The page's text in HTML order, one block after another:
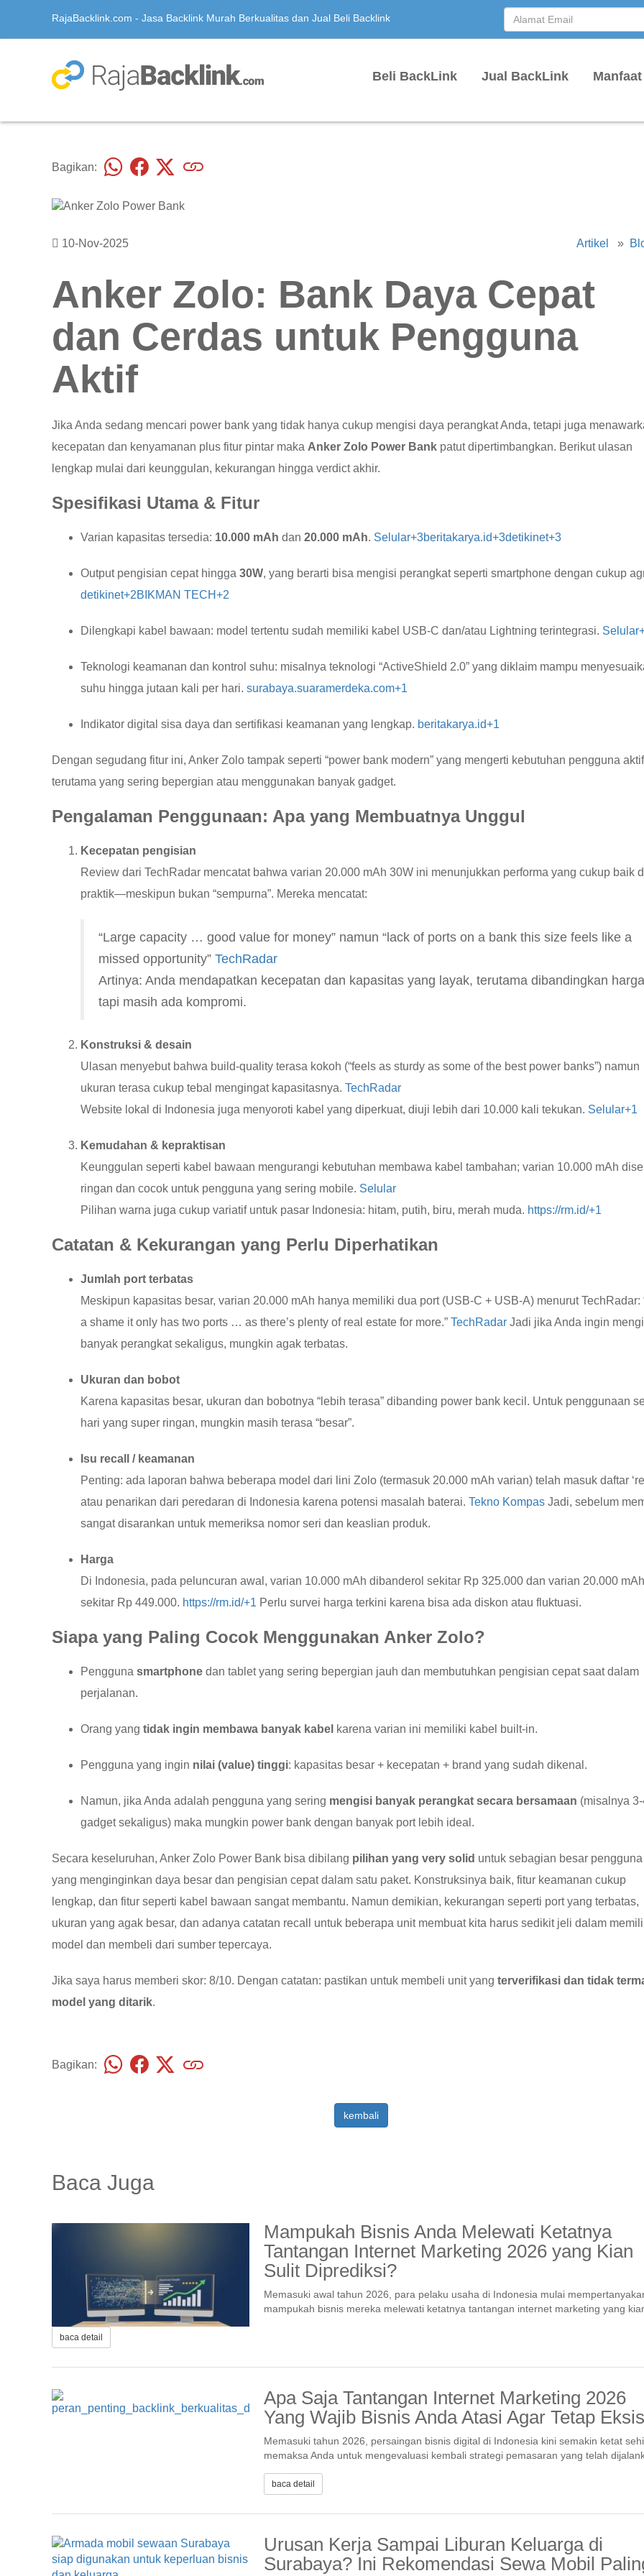
RajaBacklink.com - Jasa Backlink Murah Berkualitas dan Jual Beli Backlink
Beli BackLink Jual BackLink
Bagikan:
10-Nov-2025 Artikel »
Anker Zolo: Bank Daya Cepat
dan Cerdas untuk Pengguna
Aktif
Jika Anda sedang mencari power bank yang tidak hanya cukup mengisi daya perangkat Anda, tetapi juga
kecepatan dan kenyamanan plus fitur pintar maka Anker Zolo Power Bank patut dipertimbangkan. Berikut ulasan
lengkap mulai dari keunggulan, kekurangan hingga verdict akhir.
Spesifikasi Utama & Fitur
Varian kapasitas tersedia: 10.000 mAh dan 20.000 mAh. Selular+3beritakarya.id+3detikinet+3
Output pengisian cepat hingga 30W, yang berarti bisa mengisi perangkat seperti smartphone dengan cukup
detikinet+2BIKMAN TECH+2
Dilengkapi kabel bawaan: model tertentu sudah memiliki kabel USB-C dan/atau Lightning terintegrasi. Selular
Teknologi keamanan dan kontrol suhu: misalnya teknologi “ActiveShield 2.0” yang diklaim mampu
suhu hingga jutaan kali per hari. surabaya.suaramerdeka.com+1
Indikator digital sisa daya dan sertifikasi keamanan yang lengkap. beritakarya.id+1
Dengan segudang fitur ini, Anker Zolo tampak seperti “power bank modern” yang mengerti kebutuhan pengguna
terutama yang sering bepergian atau menggunakan banyak gadget.
Pengalaman Penggunaan: Apa yang Membuatnya Unggul
Kecepatan pengisian
Review dari TechRadar mencatat bahwa varian 20.000 mAh 30W ini menunjukkan performa yang cukup baik
praktik—meskipun bukan “sempurna”. Mereka mencatat:
“Large capacity … good value for money” namun “lack of ports on a bank this size feels like a
missed opportunity” TechRadar
Artinya: Anda mendapatkan kecepatan dan kapasitas yang layak, terutama dibandingkan
tapi masih ada kompromi.
Konstruksi & desain
Ulasan menyebut bahwa build-quality terasa kokoh (“feels as sturdy as some of the best power banks”) namun
ukuran terasa cukup tebal mengingat kapasitasnya. TechRadar
Website lokal di Indonesia juga menyoroti kabel yang diperkuat, diuji lebih dari 10.000 kali tekukan. Selular+1
Kemudahan & kepraktisan
Keunggulan seperti kabel bawaan mengurangi kebutuhan membawa kabel tambahan; varian 10.000 mAh
ringan dan cocok untuk pengguna yang sering mobile. Selular
Pilihan warna juga cukup variatif untuk pasar Indonesia: hitam, putih, biru, merah muda. https://rm.id/+1
Catatan & Kekurangan yang Perlu Diperhatikan
Jumlah port terbatas
Meskipun kapasitas besar, varian 20.000 mAh hanya memiliki dua port (USB-C + USB-A) menurut TechRadar:
a shame it only has two ports … as there’s plenty of real estate for more.” TechRadar Jadi jika Anda ingin
banyak perangkat sekaligus, mungkin agak terbatas.
Ukuran dan bobot
Karena kapasitas besar, ukuran dan bobotnya “lebih terasa” dibanding power bank kecil. Untuk penggunaan
hari yang super ringan, mungkin masih terasa “besar”.
Isu recall / keamanan
Penting: ada laporan bahwa beberapa model dari lini Zolo (termasuk 20.000 mAh varian) telah masuk daftar
atau penarikan dari peredaran di Indonesia karena potensi masalah baterai. Tekno Kompas Jadi, sebelum
sangat disarankan untuk memeriksa nomor seri dan keaslian produk.
Harga
Di Indonesia, pada peluncuran awal, varian 10.000 mAh dibanderol sekitar Rp 325.000 dan varian 20.000 mAh
sekitar Rp 449.000. https://rm.id/+1 Perlu survei harga terkini karena bisa ada diskon atau fluktuasi.
Siapa yang Paling Cocok Menggunakan Anker Zolo?
Pengguna smartphone dan tablet yang sering bepergian jauh dan membutuhkan pengisian cepat saat dalam
perjalanan.
Orang yang tidak ingin membawa banyak kabel karena varian ini memiliki kabel built-in.
Pengguna yang ingin nilai (value) tinggi: kapasitas besar + kecepatan + brand yang sudah dikenal.
Namun, jika Anda adalah pengguna yang sering mengisi banyak perangkat secara bersamaan (misalnya
gadget sekaligus) maka mungkin power bank dengan banyak port lebih ideal.
Secara keseluruhan, Anker Zolo Power Bank bisa dibilang pilihan yang very solid untuk sebagian besar pengguna
yang menginginkan daya besar dan pengisian cepat dalam satu paket. Konstruksinya baik, fitur keamanan cukup
lengkap, dan fitur seperti kabel bawaan sangat membantu. Namun demikian, kekurangan seperti port yang terbatas,
ukuran yang agak besar, dan adanya catatan recall untuk beberapa unit membuat kita harus sedikit jeli dalam
model dan membeli dari sumber tepercaya.
Jika saya harus memberi skor: 8/10. Dengan catatan: pastikan untuk membeli unit yang terverifikasi dan tidak
model yang ditarik.
Bagikan:
kembali
Baca Juga
Mampukah Bisnis Anda Melewati Ketatnya
Tantangan Internet Marketing 2026 yang Kian
Sulit Diprediksi?
Memasuki awal tahun 2026, para pelaku usaha di Indonesia mulai
mampukah bisnis mereka melewati ketatnya tantangan internet marketing yang
baca detail
Apa Saja Tantangan Internet Marketing 2026
Yang Wajib Bisnis Anda Atasi Agar Tetap
Memasuki tahun 2026, persaingan bisnis digital di Indonesia kini semakin ketat
memaksa Anda untuk mengevaluasi kembali strategi pemasaran yang telah
baca detail
Urusan Kerja Sampai Liburan Keluarga di
Surabaya? Ini Rekomendasi Sewa Mobil